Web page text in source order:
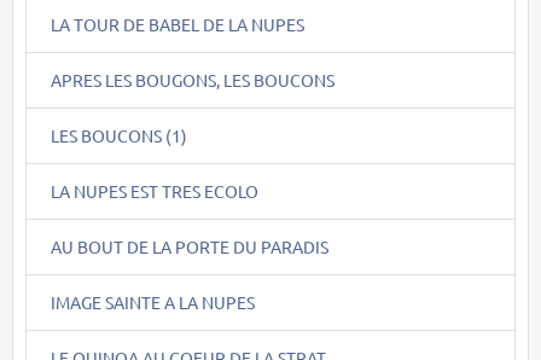
LA TOUR DE BABEL DE LA NUPES
APRES LES BOUGONS, LES BOUCONS
LES BOUCONS (1)
LA NUPES EST TRES ECOLO
AU BOUT DE LA PORTE DU PARADIS
IMAGE SAINTE A LA NUPES